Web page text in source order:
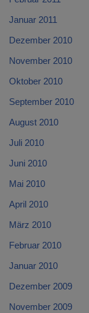
Januar 2011
Dezember 2010
November 2010
Oktober 2010
September 2010
August 2010
Juli 2010
Juni 2010
Mai 2010
April 2010
März 2010
Februar 2010
Januar 2010
Dezember 2009
November 2009